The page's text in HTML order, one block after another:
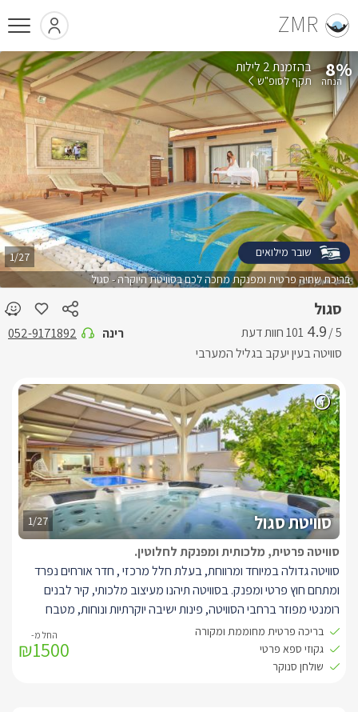
ZMR
סגול
5 /
4.9
סוויטה בעין יעקב בגליל המערבי
רינה 052-9171892
בריכת שחיה פרטית ומפנקת מחכה לכם בסוויטת היוקרה - סגול
1/27
8% בהזמנת 2 לילות
תקף לסופ"ש
שובר מילואים
1/27 סוויטת סגול
סוויטה פרטית, מלכותית ומפנקת לחלוטין.
סוויטה גדולה במיוחד ומרווחת, בעלת חלל מרכזי , חדר אורחים נפרד
ומתחם חוץ פרטי ומפנק. בסוויטה תיהנו מעיצוב מלכותי, קיר לבנים
רומנטי מפוזר ברחבי הסוויטה, פינות ישיבה יוקרתיות ונוחות, מטבח
מאובזר היטב הכולל תמי 4, מכונת אספרסו מקצועית, תנור אפייה ועוד.
חדר אורחים נפרד הכולל מיטה זוגית נוחה, שידות תואמות, מזגן, מראה
ומסך LCD עם חיבור לכבלים, בחלל המרכזי תמצאו מיטה זוגית
בריכה פרטית מחוממת ומקורה
גקוזי ספא פרטי
שולחן סנוקר
₪1500